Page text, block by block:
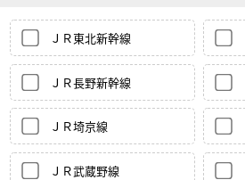
ＪＲ東北新幹線
ＪＲ長野新幹線
ＪＲ埼京線
ＪＲ武蔵野線